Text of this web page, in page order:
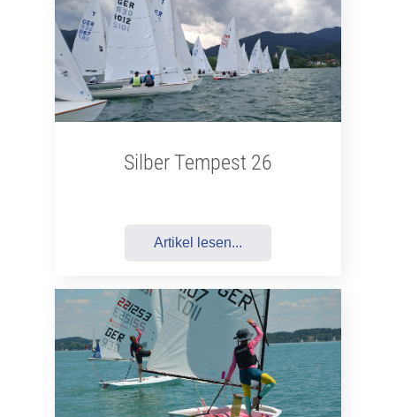
Silber Tempest 26
Artikel lesen...